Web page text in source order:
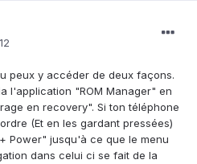
peux y accéder de deux façons.
l'application "ROM Manager" en
en recovery". Si ton téléphone
(Et en les gardant pressées)
Power" jusqu'à ce que le menu
dans celui ci se fait de la